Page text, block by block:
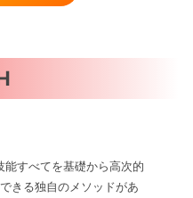
すべてを基礎から高次的
きる独自のメソッドがあ